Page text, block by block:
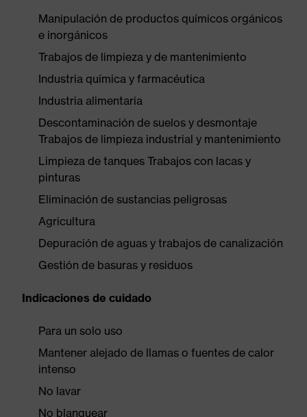
Manipulación de productos químicos orgánicos
e inorgánicos
Trabajos de limpieza y de mantenimiento
Industria química y farmacéutica
Industria alimentaria
Descontaminación de suelos y desmontaje
Trabajos de limpieza industrial y mantenimiento
Limpieza de tanques Trabajos con lacas y
pinturas
Eliminación de sustancias peligrosas
Agricultura
Depuración de aguas y trabajos de canalización
Gestión de basuras y residuos
Indicaciones de cuidado
Para un solo uso
Mantener alejado de llamas o fuentes de calor
intenso
No lavar
No blanquear